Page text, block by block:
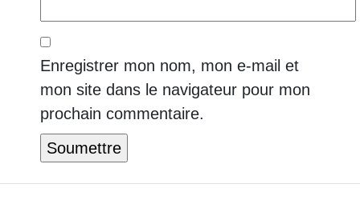
Enregistrer mon nom, mon e-mail et
mon site dans le navigateur pour mon
prochain commentaire.